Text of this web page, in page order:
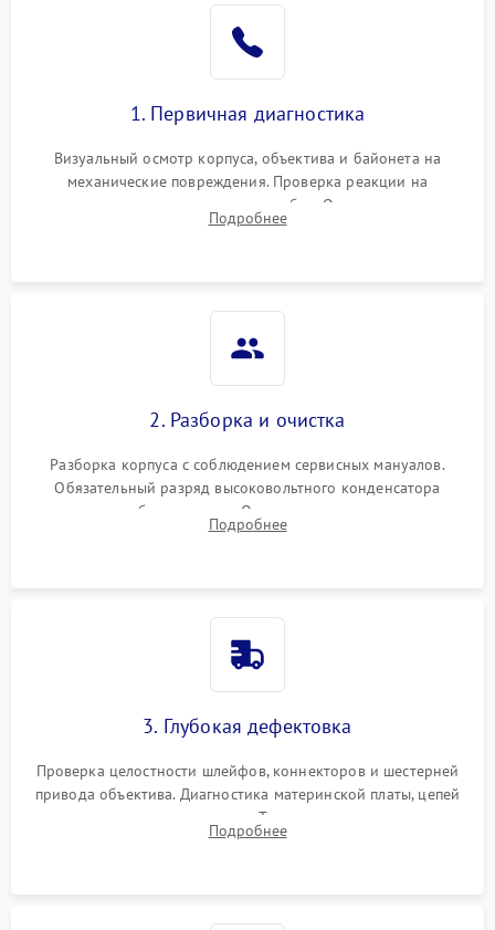
1. Первичная диагностика
Визуальный осмотр корпуса, объектива и байонета на
механические повреждения. Проверка реакции на
включение, считывание кодов ошибок. Оценка состояния
матрицы и затвора, проверка работы автофокуса и вспышки.
Подробнее
2. Разборка и очистка
Разборка корпуса с соблюдением сервисных мануалов.
Обязательный разряд высоковольтного конденсатора
вспышки для безопасности. Очистка внутренних узлов от
пыли, песка и следов влаги с помощью спецсредств.
Подробнее
3. Глубокая дефектовка
Проверка целостности шлейфов, коннекторов и шестерней
привода объектива. Диагностика материнской платы, цепей
питания и картоприемника. Тестирование механизма
затвора и блока внутрикамерной стабилизации.
Подробнее